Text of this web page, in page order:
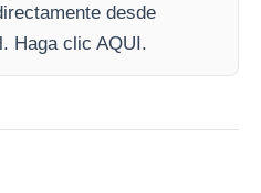
desde
Haga clic AQUI.